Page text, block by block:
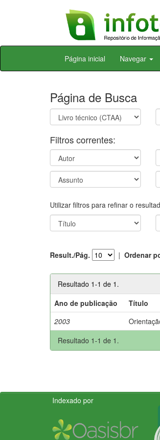
Skip
Página inicial Navegar
Página de Busca
Filtros correntes:
Utilizar filtros para refinar o
Result./Pág. | Ordenar
Resultado 1-1 de 1.
Ano de publicação
Título
2003
Resultado 1-1 de 1.
Indexado por